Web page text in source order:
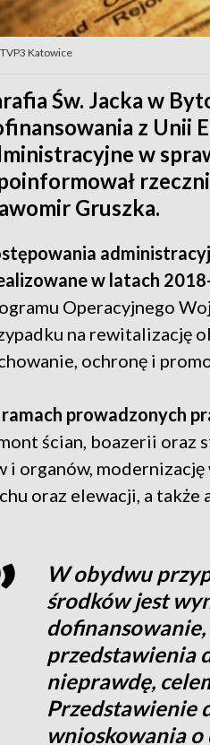
Katowice
Św. Jacka w
z Unii
w
Gruszka.
w latach
Operacyjnego
na rewitalizację
ochronę i
prowadzonych
ścian, boazerii oraz
i organów,
oraz elewacji, a
W obydwu
środków jest
przedstawienia
nieprawdę,
Przedstawienie
wnioskowania